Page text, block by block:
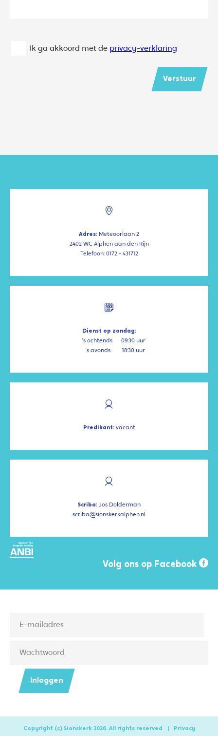
Ik ga akkoord met de privacy-verklaring
Verstuur
Adres: Meteoorlaan 2
2402 WC Alphen aan den Rijn
Telefoon: 0172 - 431712
Dienst op zondag:
's ochtends
09:30 uur
's avonds
18:30 uur
Predikant:vacant
Scriba:Jos Dolderman
scriba@sionskerkalphen.nl
Volg ons op Facebook
Inloggen
Copyright (c) Sionskerk 2026. All rights reserved Privacy